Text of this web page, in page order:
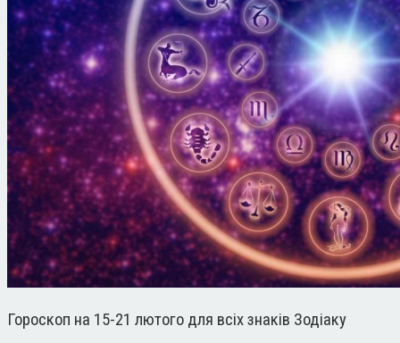
Гороскоп на 15-21 лютого для всіх знаків Зодіаку